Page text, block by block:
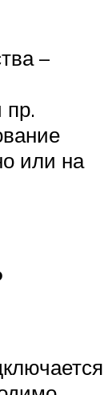
–
пр.
или на